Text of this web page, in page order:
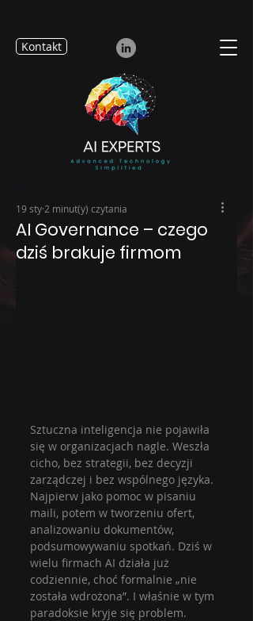
Kontakt
AI Governance – czego
dziś brakuje firmom
19 sty 2 minut(y) czytania
Sztuczna inteligencja nie pojawiła
się w organizacjach nagle. Weszła
cicho, bez strategii, bez decyzji
zarządczej i bez wspólnego języka.
Najpierw jako pomoc w pisaniu
maili, potem w tworzeniu ofert,
analizowaniu dokumentów,
podsumowywaniu spotkań. Dziś w
wielu firmach AI działa już
codziennie, choć formalnie „nie
została wdrożona”. I właśnie w tym
paradoksie kryje się problem.